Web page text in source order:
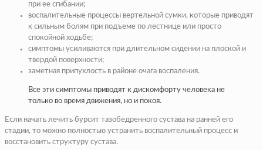
при ее сгибании;
воспалительные процессы вертельной сумки, которые приводят
к сильным болям при подъеме по лестнице или просто
спокойной ходьбе;
симптомы усиливаются при длительном сидении на плоской и
твердой поверхности;
заметная припухлость в районе очага воспаления.
Все эти симптомы приводят к дискомфорту человека не
только во время движения, но и покоя.
Если начать лечить бурсит тазобедренного сустава на ранней его
стадии, то можно полностью устранить воспалительный процесс и
восстановить структуру сустава.